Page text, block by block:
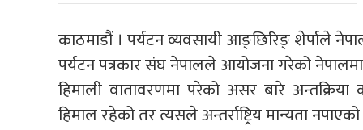
काठमाडौं । पर्यटन व्यवसायी आङ्छिरिङ् शेर्पाले
पर्यटन पत्रकार संघ नेपालले आयोजना गरेको
हिमाली वातावरणमा परेको असर बारे
हिमाल रहेको तर त्यसले अन्तर्राष्ट्रिय मान्यता